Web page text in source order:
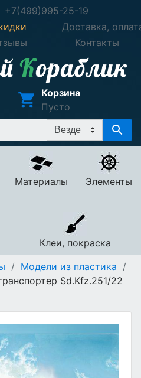
+7(499)995-25-19
Доставка,
Контакты
Корзина
Пусто
Материалы Элементы
Клеи, покраска
/ Модели из пластика /
Sd.Kfz.251/22